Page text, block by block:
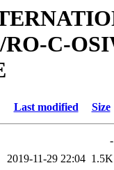
C-
Last modified Size
-
2019-11-29 22:04 1.5K